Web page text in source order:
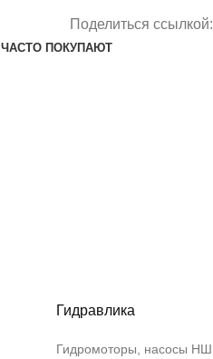
Поделиться ссылкой:
ЧАСТО ПОКУПАЮТ
Гидравлика
Гидромоторы, насосы НШ,